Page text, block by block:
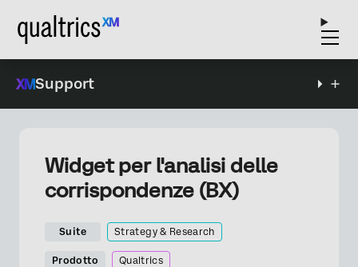
Support
Widget per l'analisi delle
corrispondenze (BX)
Suite Strategy & Research
Prodotto Qualtrics